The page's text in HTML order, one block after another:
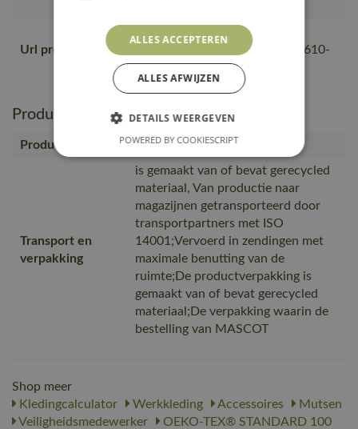
Url product pdf
https://mascotsitecore-
1ccb8.kxcdn.com/pdf/20650-610-
09-nl.pdf
Productie en verpakking
Productcategorie Accessoires, Mutsen
Transport en
verpakking
is gemaakt van of bevat gerecycled
materiaal, Van productie naar
magazijnen getransporteerd door
transportpartners met ISO
14001;Vervoerd in zendingen met
maximale benutting van de
ruimte;De productverpakking is
gemaakt van of bevat gerecycled
materiaal;De verpakking waarin de
bestelling van MASCOT
Shop meer
Kledingcalculator
Werkkleding Accessoires
Mutsen
Veiligheidsmedewerker
OEKO-TEX® STANDARD 100
ALLES ACCEPTEREN
ALLES AFWIJZEN
DETAILS WEERGEVEN
POWERED BY COOKIESCRIPT